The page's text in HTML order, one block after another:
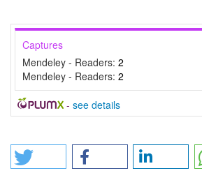
Captures
Mendeley - Readers: 2
Mendeley - Readers: 2
- see details